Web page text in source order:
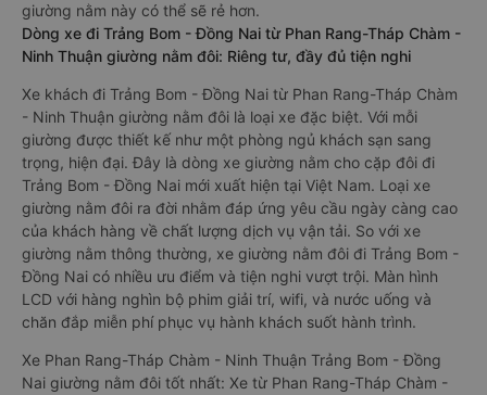
giường nằm này có thể sẽ rẻ hơn.
Dòng xe đi Trảng Bom - Đồng Nai từ Phan Rang-Tháp Chàm -
Ninh Thuận giường nằm đôi: Riêng tư, đầy đủ tiện nghi
Xe khách đi Trảng Bom - Đồng Nai từ Phan Rang-Tháp Chàm
- Ninh Thuận giường nằm đôi là loại xe đặc biệt. Với mỗi
giường được thiết kế như một phòng ngủ khách sạn sang
trọng, hiện đại. Đây là dòng xe giường nằm cho cặp đôi đi
Trảng Bom - Đồng Nai mới xuất hiện tại Việt Nam. Loại xe
giường nằm đôi ra đời nhằm đáp ứng yêu cầu ngày càng cao
của khách hàng về chất lượng dịch vụ vận tải. So với xe
giường nằm thông thường, xe giường nằm đôi đi Trảng Bom -
Đồng Nai có nhiều ưu điểm và tiện nghi vượt trội. Màn hình
LCD với hàng nghìn bộ phim giải trí, wifi, và nước uống và
chăn đắp miễn phí phục vụ hành khách suốt hành trình.
Xe Phan Rang-Tháp Chàm - Ninh Thuận Trảng Bom - Đồng
Nai giường nằm đôi tốt nhất: Xe từ Phan Rang-Tháp Chàm -